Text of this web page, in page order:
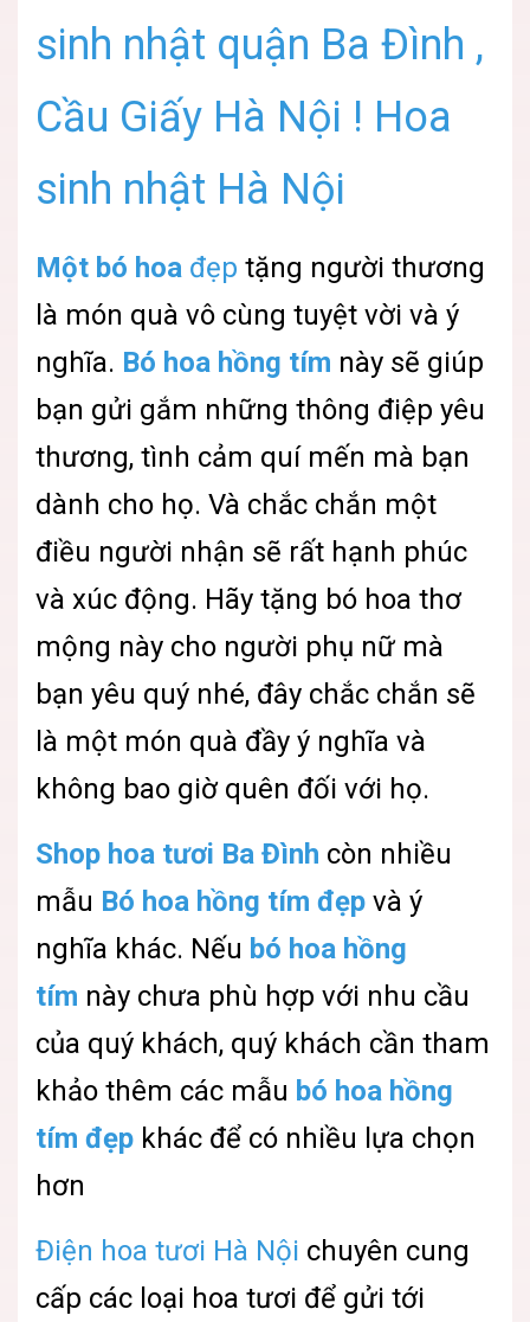
sinh nhật quận Ba Đình ,
Cầu Giấy Hà Nội ! Hoa
sinh nhật Hà Nội
Một bó hoa đẹp tặng người thương
là món quà vô cùng tuyệt vời và ý
nghĩa. Bó hoa hồng tím này sẽ giúp
bạn gửi gắm những thông điệp yêu
thương, tình cảm quí mến mà bạn
dành cho họ. Và chắc chắn một
điều người nhận sẽ rất hạnh phúc
và xúc động. Hãy tặng bó hoa thơ
mộng này cho người phụ nữ mà
bạn yêu quý nhé, đây chắc chắn sẽ
là một món quà đầy ý nghĩa và
không bao giờ quên đối với họ.
Shop hoa tươi Ba Đình còn nhiều
mẫu Bó hoa hồng tím đẹp và ý
nghĩa khác. Nếu bó hoa hồng
tím này chưa phù hợp với nhu cầu
của quý khách, quý khách cần tham
khảo thêm các mẫu bó hoa hồng
tím đẹp khác để có nhiều lựa chọn
hơn
Điện hoa tươi Hà Nội chuyên cung
cấp các loại hoa tươi để gửi tới